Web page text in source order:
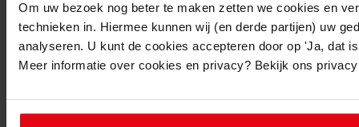
Om uw bezoek nog beter te maken zetten we cookies en
technieken in. Hiermee kunnen wij (en derde partijen) uw
analyseren. U kunt de cookies accepteren door op 'Ja, dat
Meer informatie over cookies en privacy? Bekijk ons